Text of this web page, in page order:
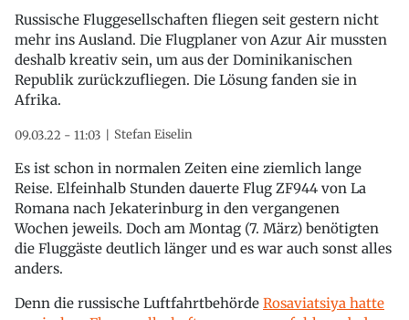
Russische Fluggesellschaften fliegen seit gestern nicht
mehr ins Ausland. Die Flugplaner von Azur Air mussten
deshalb kreativ sein, um aus der Dominikanischen
Republik zurückzufliegen. Die Lösung fanden sie in
Afrika.
09.03.22 - 11:03 Stefan Eiselin
Es ist schon in normalen Zeiten eine ziemlich lange
Reise. Elfeinhalb Stunden dauerte Flug ZF944 von La
Romana nach Jekaterinburg in den vergangenen
Wochen jeweils. Doch am Montag (7. März) benötigten
die Fluggäste deutlich länger und es war auch sonst alles
anders.
Denn die russische Luftfahrtbehörde Rosaviatsiya hatte